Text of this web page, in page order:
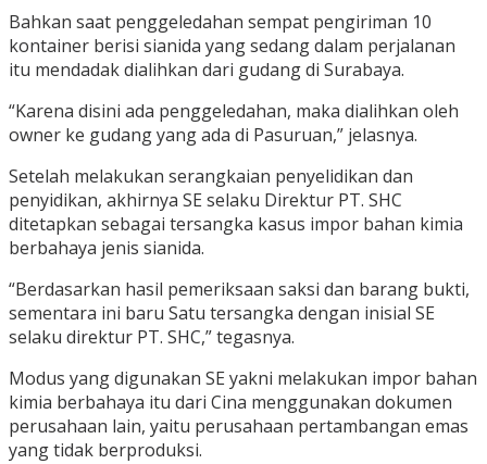
Bahkan saat penggeledahan sempat pengiriman 10
kontainer berisi sianida yang sedang dalam perjalanan
itu mendadak dialihkan dari gudang di Surabaya.
“Karena disini ada penggeledahan, maka dialihkan oleh
owner ke gudang yang ada di Pasuruan,” jelasnya.
Setelah melakukan serangkaian penyelidikan dan
penyidikan, akhirnya SE selaku Direktur PT. SHC
ditetapkan sebagai tersangka kasus impor bahan kimia
berbahaya jenis sianida.
“Berdasarkan hasil pemeriksaan saksi dan barang bukti,
sementara ini baru Satu tersangka dengan inisial SE
selaku direktur PT. SHC,” tegasnya.
Modus yang digunakan SE yakni melakukan impor bahan
kimia berbahaya itu dari Cina menggunakan dokumen
perusahaan lain, yaitu perusahaan pertambangan emas
yang tidak berproduksi.